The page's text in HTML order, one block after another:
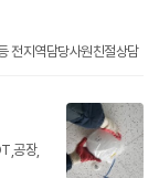
전지역담당사원친절상담
공장,